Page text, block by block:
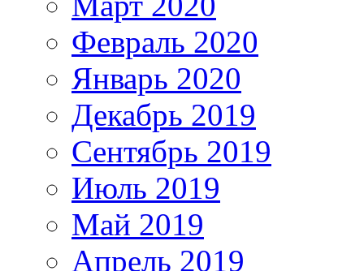
Февраль 2020
Январь 2020
Декабрь 2019
Сентябрь 2019
Июль 2019
Май 2019
Апрель 2019